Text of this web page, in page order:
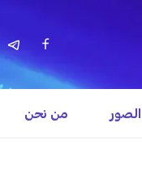
الصور من نحن